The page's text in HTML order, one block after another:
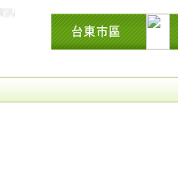
訊網台東花東花蓮綠島民宿住宿旅遊景